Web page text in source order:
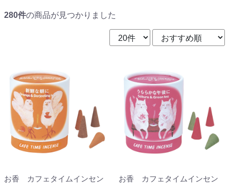
280件の商品が見つかりました
お香 カフェタイムインセン
お香 カフェタイムインセン